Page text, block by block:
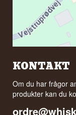
KONTAKT
Om du har frågor
produkter kan du